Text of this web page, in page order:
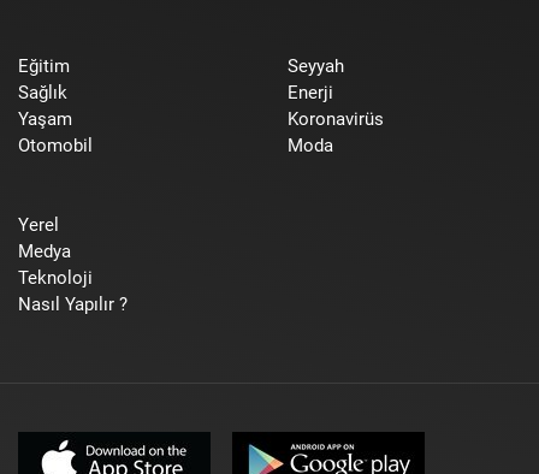
Eğitim
Sağlık
Yaşam
Otomobil
Seyyah
Enerji
Koronavirüs
Moda
Yerel
Medya
Teknoloji
Nasıl Yapılır ?